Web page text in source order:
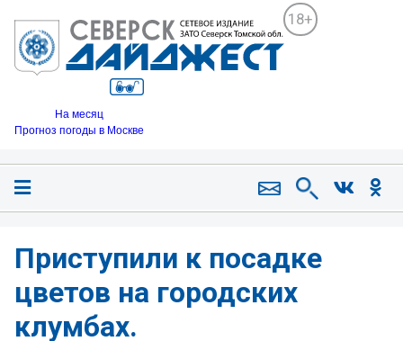
18+
На месяц
Прогноз погоды в Москве
Приступили к посадке
цветов на городских
клумбах.